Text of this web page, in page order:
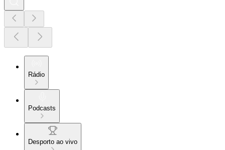
Rádio
Podcasts
Desporto ao vivo